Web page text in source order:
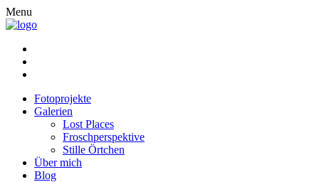
Menu
Fotoprojekte
Galerien
Lost Places
Froschperspektive
Stille Örtchen
Über mich
Blog